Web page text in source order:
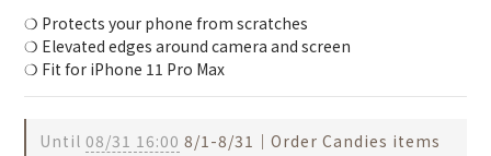
❍ Protects your phone from scratches
❍ Elevated edges around camera and screen
❍ Fit for iPhone 11 Pro Max
Until 08/31 16:00 8/1-8/31｜Order Candies items